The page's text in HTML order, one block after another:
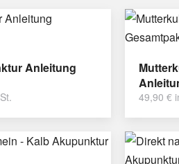
Anleitung
49,90 €